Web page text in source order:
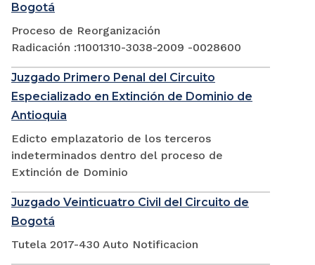
Bogotá
Proceso de Reorganización
Radicación :11001310-3038-2009 -0028600
Juzgado Primero Penal del Circuito
Especializado en Extinción de Dominio de
Antioquia
Edicto emplazatorio de los terceros
indeterminados dentro del proceso de
Extinción de Dominio
Juzgado Veinticuatro Civil del Circuito de
Bogotá
Tutela 2017-430 Auto Notificacion